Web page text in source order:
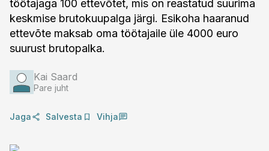
töötajaga 100 ettevõtet, mis on reastatud suurima
keskmise brutokuupalga järgi. Esikoha haaranud
ettevõte maksab oma töötajaile üle 4000 euro
suurust brutopalka.
Kai Saard
Pare juht
Jaga Salvesta Vihja